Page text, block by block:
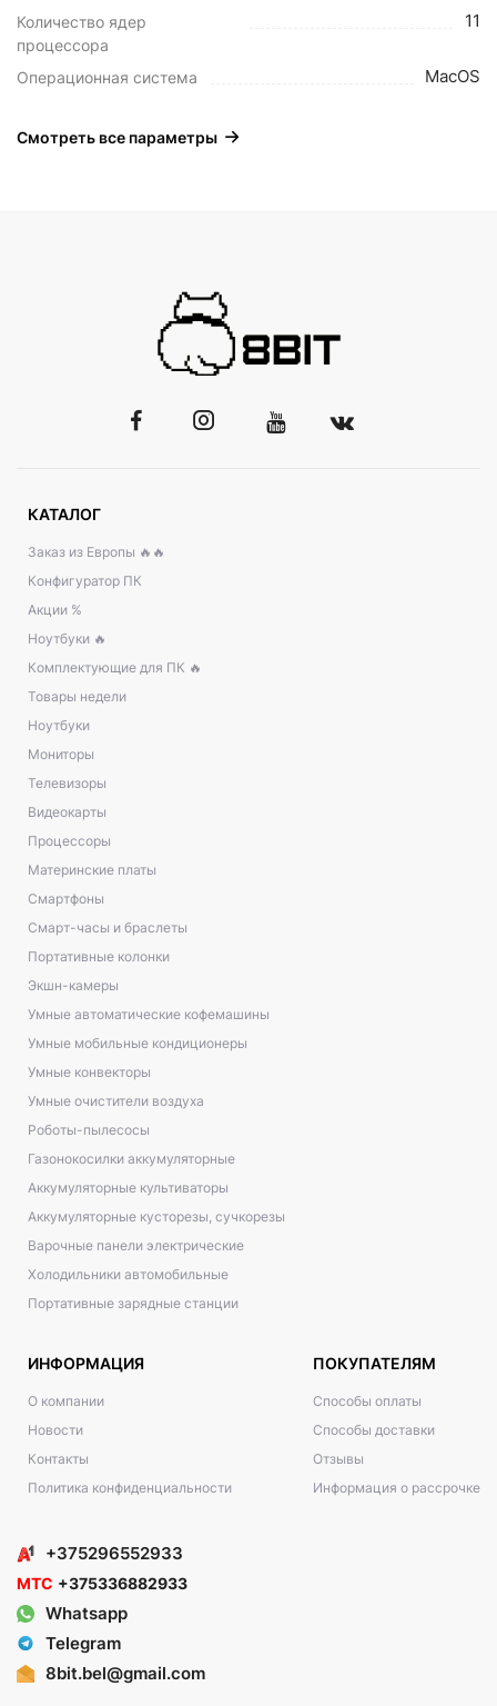
Количество ядер
процессора
11
Операционная система MacOS
Смотреть все параметры
КАТАЛОГ
Заказ из Европы 🔥🔥
Конфигуратор ПК
Акции %
Ноутбуки 🔥
Комплектующие для ПК 🔥
Товары недели
Ноутбуки
Мониторы
Телевизоры
Видеокарты
Процессоры
Материнские платы
Смартфоны
Смарт-часы и браслеты
Портативные колонки
Экшн-камеры
Умные автоматические кофемашины
Умные мобильные кондиционеры
Умные конвекторы
Умные очистители воздуха
Роботы-пылесосы
Газонокосилки аккумуляторные
Аккумуляторные культиваторы
Аккумуляторные кусторезы, сучкорезы
Варочные панели электрические
Холодильники автомобильные
Портативные зарядные станции
ИНФОРМАЦИЯ
О компании
Новости
Контакты
Политика конфиденциальности
ПОКУПАТЕЛЯМ
Способы оплаты
Способы доставки
Отзывы
Информация о рассрочке
+375296552933
МТС +375336882933
Whatsapp
Telegram
8bit.bel@gmail.com